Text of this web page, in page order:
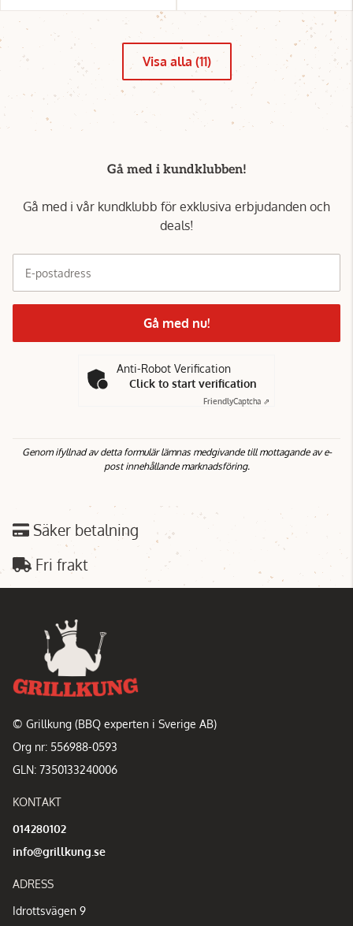
Visa alla (11)
Gå med i kundklubben!
Gå med i vår kundklubb för exklusiva erbjudanden och
deals!
E-postadress
Gå med nu!
Anti-Robot Verification
Click to start verification
FriendlyCaptcha ⇗
Genom ifyllnad av detta formulär lämnas medgivande till mottagande av e-
post innehållande marknadsföring.
Säker betalning
Fri frakt
© Grillkung (BBQ experten i Sverige AB)
Org nr: 556988-0593
GLN: 7350133240006
KONTAKT
014280102
info@grillkung.se
ADRESS
Idrottsvägen 9